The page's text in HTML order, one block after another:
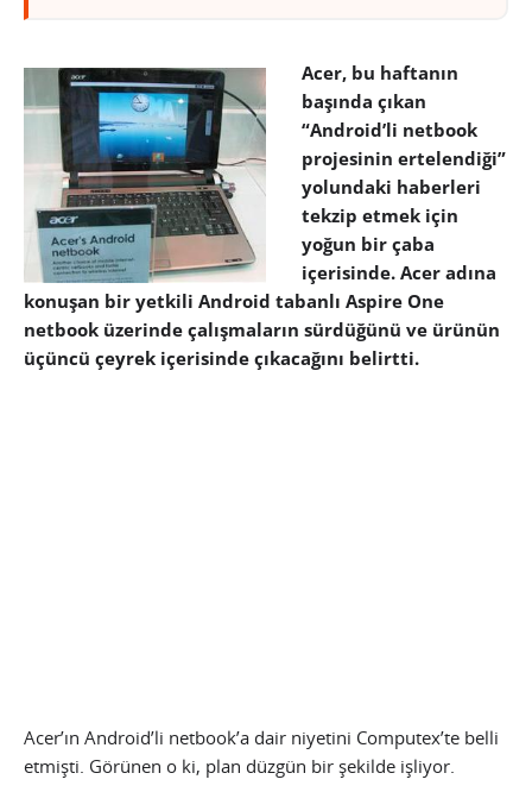
Acer, bu haftanın
başında çıkan
“Android’li netbook
projesinin ertelendiği”
yolundaki haberleri
tekzip etmek için
yoğun bir çaba
içerisinde. Acer adına
konuşan bir yetkili Android tabanlı Aspire One
netbook üzerinde çalışmaların sürdüğünü ve ürünün
üçüncü çeyrek içerisinde çıkacağını belirtti.
Acer’ın Android’li netbook’a dair niyetini Computex’te belli
etmişti. Görünen o ki, plan düzgün bir şekilde işliyor.